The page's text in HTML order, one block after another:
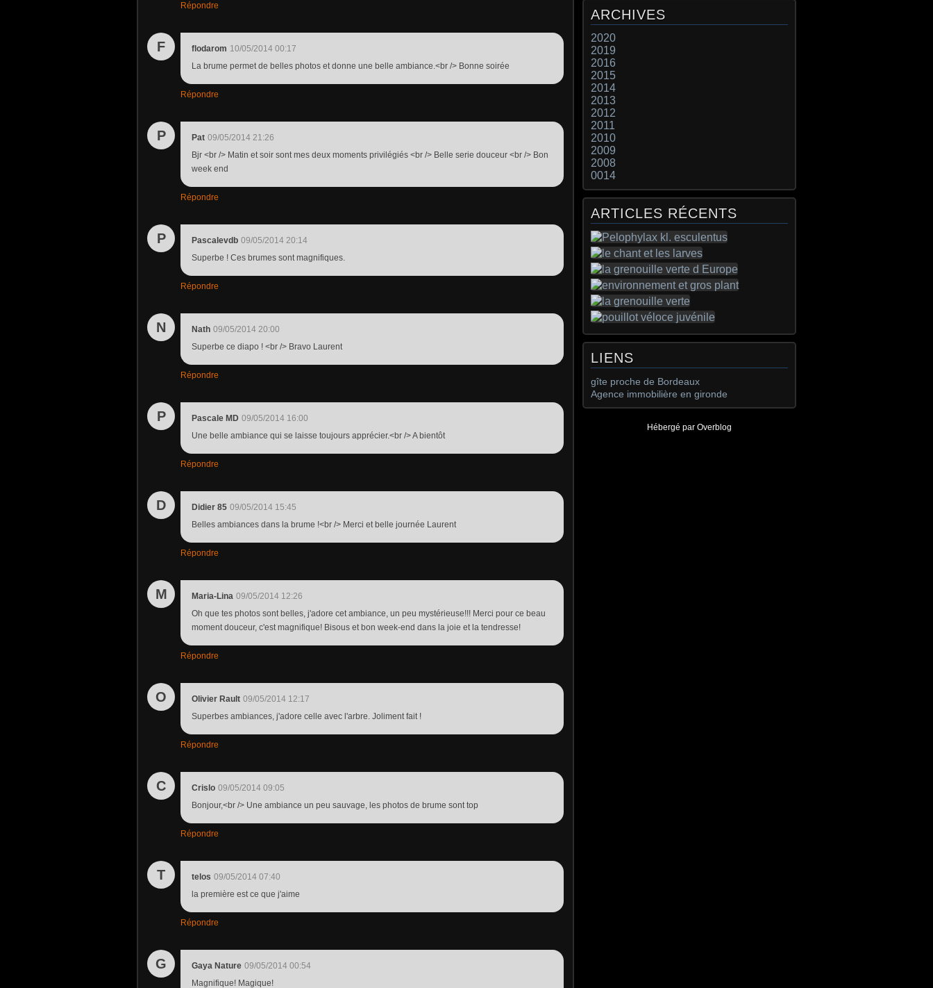
Répondre
F flodarom 10/05/2014 00:17
La brume permet de belles photos et donne une belle ambiance.<br /> Bonne soirée
Répondre
P Pat 09/05/2014 21:26
Bjr <br /> Matin et soir sont mes deux moments privilégiés <br /> Belle serie douceur <br /> Bon
week end
Répondre
P Pascalevdb 09/05/2014 20:14
Superbe ! Ces brumes sont magnifiques.
Répondre
N Nath 09/05/2014 20:00
Superbe ce diapo ! <br /> Bravo Laurent
Répondre
P Pascale MD 09/05/2014 16:00
Une belle ambiance qui se laisse toujours apprécier.<br /> A bientôt
Répondre
D Didier 85 09/05/2014 15:45
Belles ambiances dans la brume !<br /> Merci et belle journée Laurent
Répondre
M Maria-Lina 09/05/2014 12:26
Oh que tes photos sont belles, j'adore cet ambiance, un peu mystérieuse!!! Merci pour ce beau
moment douceur, c'est magnifique! Bisous et bon week-end dans la joie et la tendresse!
Répondre
O Olivier Rault 09/05/2014 12:17
Superbes ambiances, j'adore celle avec l'arbre. Joliment fait !
Répondre
C Crislo 09/05/2014 09:05
Bonjour,<br /> Une ambiance un peu sauvage, les photos de brume sont top
Répondre
T telos 09/05/2014 07:40
la première est ce que j'aime
Répondre
G Gaya Nature 09/05/2014 00:54
Magnifique! Magique!
ARCHIVES
2020
2019
2016
2015
2014
2013
2012
2011
2010
2009
2008
0014
ARTICLES RÉCENTS
LIENS
gîte proche de Bordeaux
Agence immobilière en gironde
Hébergé par Overblog